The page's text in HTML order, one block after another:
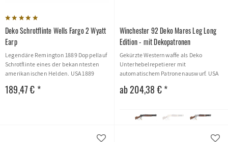
Deko Schrotflinte Wells Fargo 2 Wyatt
Earp
Legendäre Remington 1889 Doppellauf
Schrotflinte eines der bekanntesten
amerikanischen Helden. USA 1889
189,47 € *
Winchester 92 Deko Mares Leg Long
Edition - mit Dekopatronen
Gekürzte Westernwaffe als Deko
Unterhebelrepetierer mit
automatischem Patronenauswurf. USA
ab 204,38 € *